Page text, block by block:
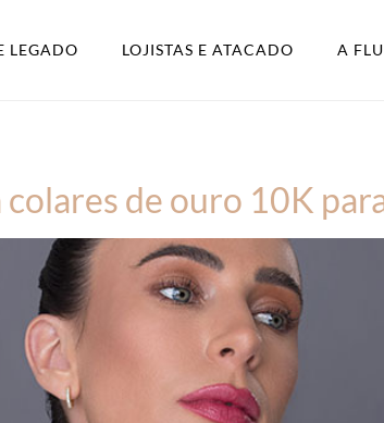
LEGADO LOJISTAS E ATACADO A
de ouro 10K